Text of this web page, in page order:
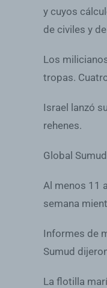
y cuyos
de civiles y
Los
tropas.
Israel lanzó
rehenes.
Global
Al menos 11
semana
Informes de
Sumud
La flotilla